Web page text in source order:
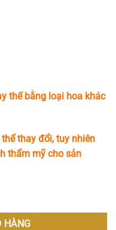
thế bằng loại hoa khác
thay đổi, tuy nhiên
thẩm mỹ cho sản
HÀNG